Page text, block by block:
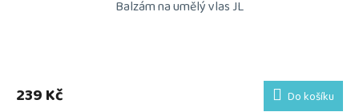
Balzám na umělý vlas JL
239 Kč Do košíku